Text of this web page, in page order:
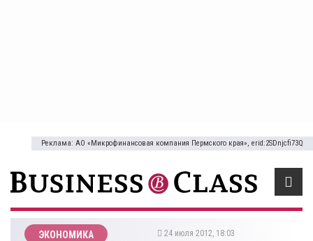
Реклама: АО «Микрофинансовая компания Пермского края», erid:2SDnjcfi73Q
ЭКОНОМИКА 24 июля 2012, 18:03